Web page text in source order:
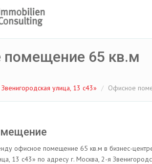
помещение 65 кв.м
улица, 13 с43» Офисное
офисное помещение 65 кв.м в бизнес-
13 с43» по адресу г. Москва, 2-я